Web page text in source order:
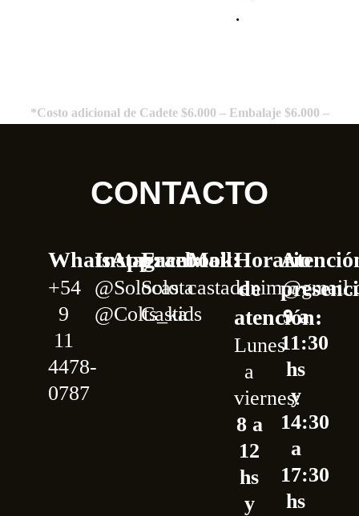
.
Entrega en Flores $6.000 *
CONTACTO
WhatsApp:
+54
9
11
4478-
0787
Instagram:
@Solocasta
@Colts_kids
Facebook:
Solo
Casta
Mail:Horario
de
atención:
Lunes
a
viernes:
8 a
12
hs
y
9 a
11:30
hs
y
14:30
a
17:30
hs